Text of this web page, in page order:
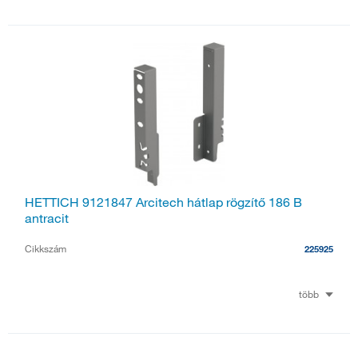
HETTICH 9121847 Arcitech hátlap rögzítő 186 B
antracit
Cikkszám 225925
több